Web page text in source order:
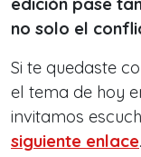
no solo el
Si te quedaste
el tema de hoy
invitamos
siguiente enlace.